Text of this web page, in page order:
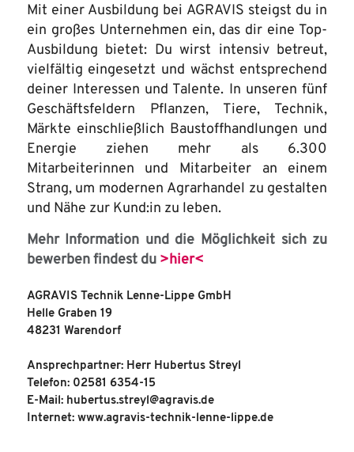
Mit einer Ausbildung bei AGRAVIS steigst du in
ein großes Unternehmen ein, das dir eine Top-
Ausbildung bietet: Du wirst intensiv betreut,
vielfältig eingesetzt und wächst entsprechend
deiner Interessen und Talente. In unseren fünf
Geschäftsfeldern Pflanzen, Tiere, Technik,
Märkte einschließlich Baustoffhandlungen und
Energie ziehen mehr als 6.300
Mitarbeiterinnen und Mitarbeiter an einem
Strang, um modernen Agrarhandel zu gestalten
und Nähe zur Kund:in zu leben.
Mehr Information und die Möglichkeit sich zu
bewerben findest du >hier<
AGRAVIS Technik Lenne-Lippe GmbH
Helle Graben 19
48231 Warendorf
Ansprechpartner: Herr Hubertus Streyl
Telefon: 02581 6354-15
E-Mail: hubertus.streyl@agravis.de
Internet: www.agravis-technik-lenne-lippe.de